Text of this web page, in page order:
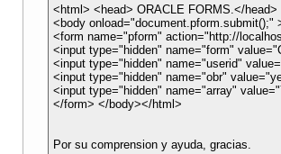
<html> <head> ORACLE FORMS.</head>
<body onload="document.pform.submit();"
<form name="pform" action="http://
<input type="hidden" name="form"
<input type="hidden" name="userid"
<input type="hidden" name="obr"
<input type="hidden" name="array"
</form> </body></html>
Por su comprension y ayuda, gracias.